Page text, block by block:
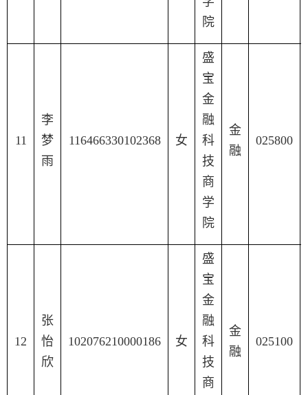
院
11
李
梦
雨
116466330102368 女
盛
宝
金
融
科
技
商
学
院
金
融
025800
12
张
怡
欣
102076210000186 女
盛
宝
金
融
科
技
商
金
融
025100